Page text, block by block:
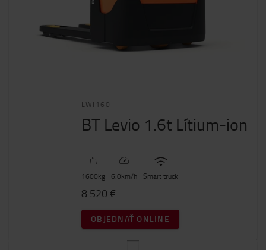
LWI160
BT Levio 1.6t Lítium-ion
1600kg 6.0km/h Smart truck
8 520 €
OBJEDNAŤ ONLINE